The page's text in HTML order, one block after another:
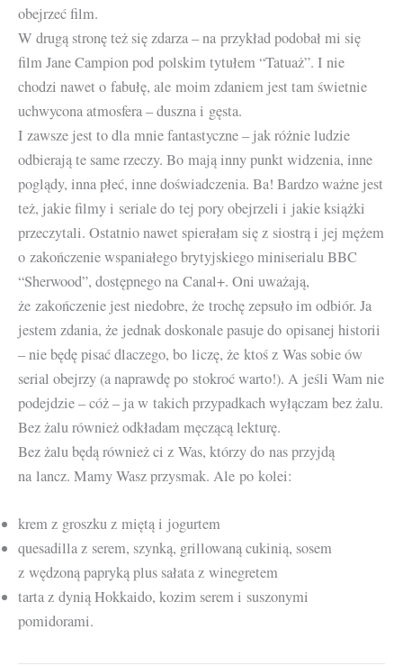
obejrzeć film.
W drugą stronę też się zdarza – na przykład podobał mi się
film Jane Campion pod polskim tytułem “Tatuaż”. I nie
chodzi nawet o fabułę, ale moim zdaniem jest tam świetnie
uchwycona atmosfera – duszna i gęsta.
I zawsze jest to dla mnie fantastyczne – jak różnie ludzie
odbierają te same rzeczy. Bo mają inny punkt widzenia, inne
poglądy, inna płeć, inne doświadczenia. Ba! Bardzo ważne jest
też, jakie filmy i seriale do tej pory obejrzeli i jakie książki
przeczytali. Ostatnio nawet spierałam się z siostrą i jej mężem
o zakończenie wspaniałego brytyjskiego miniserialu BBC
“Sherwood”, dostępnego na Canal+. Oni uważają,
że zakończenie jest niedobre, że trochę zepsuło im odbiór. Ja
jestem zdania, że jednak doskonale pasuje do opisanej historii
– nie będę pisać dlaczego, bo liczę, że ktoś z Was sobie ów
serial obejrzy (a naprawdę po stokroć warto!). A jeśli Wam nie
podejdzie – cóż – ja w takich przypadkach wyłączam bez żalu.
Bez żalu również odkładam męczącą lekturę.
Bez żalu będą również ci z Was, którzy do nas przyjdą
na lancz. Mamy Wasz przysmak. Ale po kolei:
krem z groszku z miętą i jogurtem
quesadilla z serem, szynką, grillowaną cukinią, sosem
z wędzoną papryką plus sałata z winegretem
tarta z dynią Hokkaido, kozim serem i suszonymi
pomidorami.